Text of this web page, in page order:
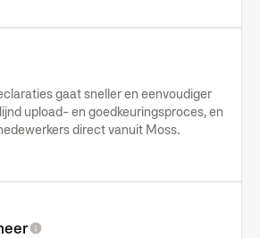
gaat sneller en eenvoudiger
upload- en goedkeuringsproces, en
direct vanuit Moss.